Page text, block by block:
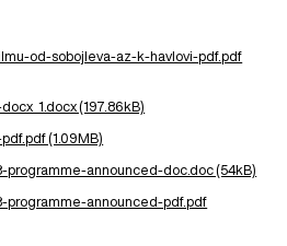
od-sobojleva-az-k-havlovi-pdf.pdf
(197.86kB)
(1.09MB)
announced-doc.doc (54kB)
programme-announced-pdf.pdf